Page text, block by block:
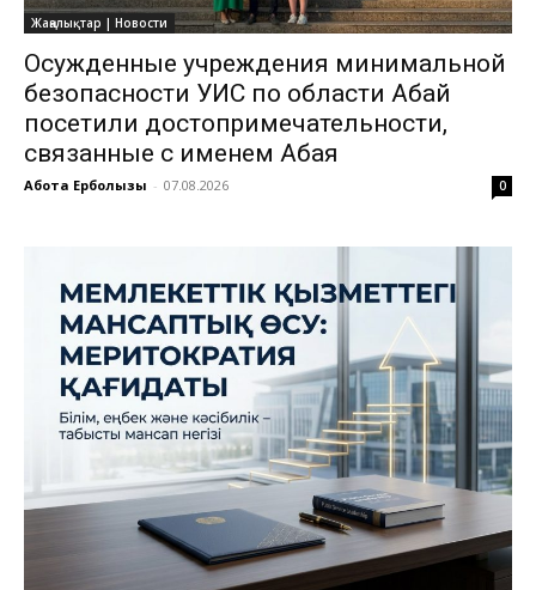
Жаңалықтар | Новости
Осужденные учреждения минимальной
безопасности УИС по области Абай
посетили достопримечательности,
связанные с именем Абая
Ақбота Ерболқызы - 07.08.2026 0